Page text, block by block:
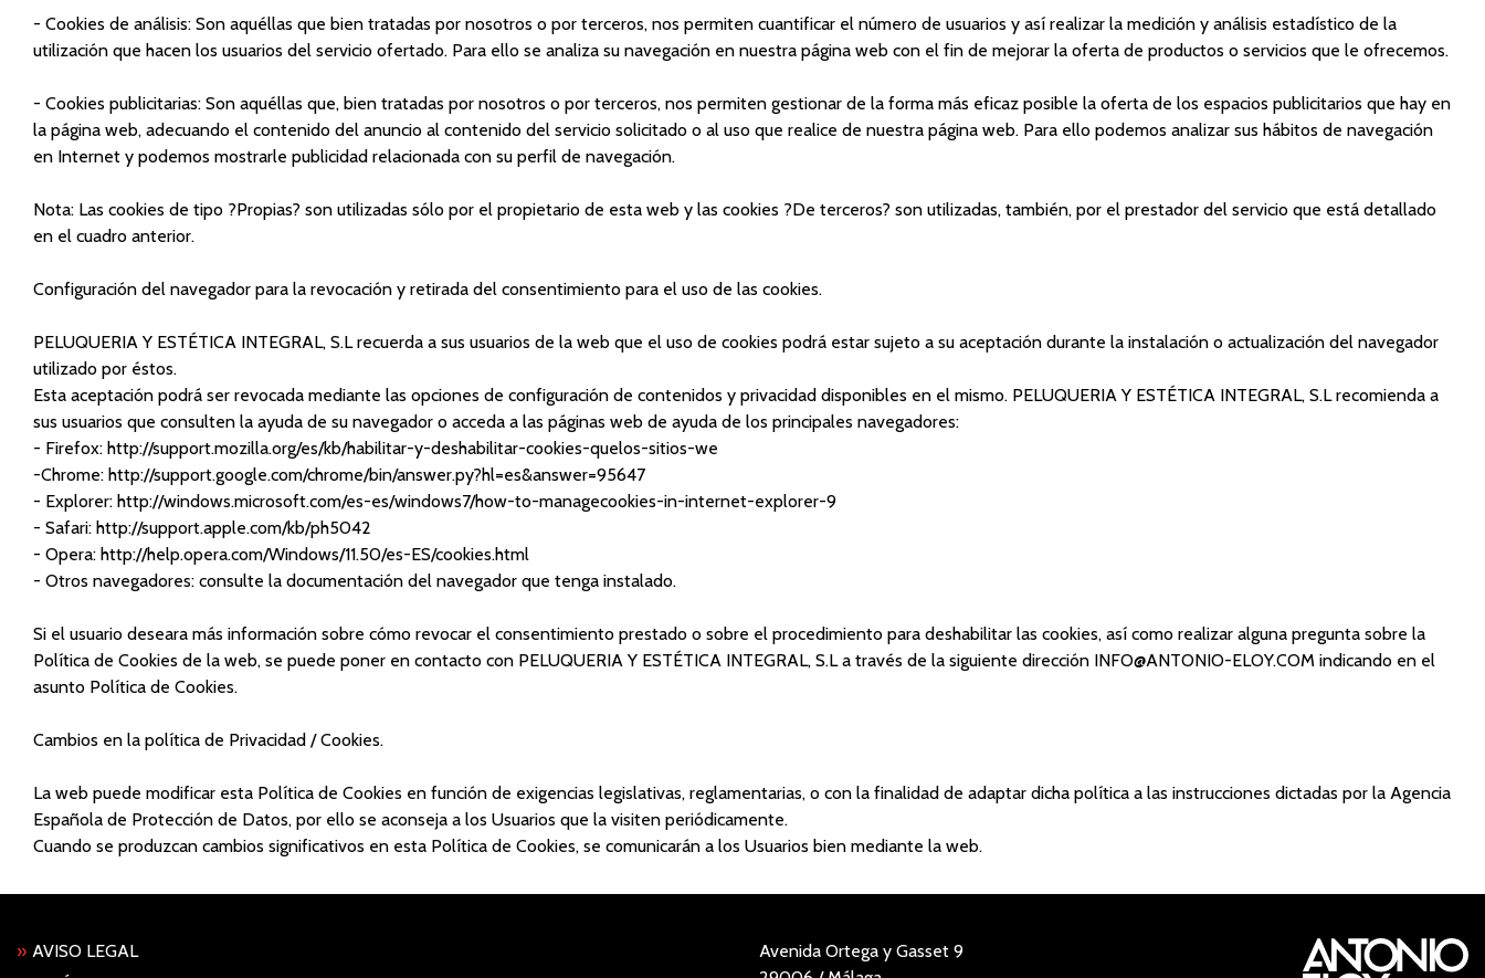
- Cookies de análisis: Son aquéllas que bien tratadas por nosotros o por terceros, nos permiten cuantificar el número de usuarios y así realizar la medición y análisis estadístico de la
utilización que hacen los usuarios del servicio ofertado. Para ello se analiza su navegación en nuestra página web con el fin de mejorar la oferta de productos o servicios que le ofrecemos.
- Cookies publicitarias: Son aquéllas que, bien tratadas por nosotros o por terceros, nos permiten gestionar de la forma más eficaz posible la oferta de los espacios publicitarios que hay en
la página web, adecuando el contenido del anuncio al contenido del servicio solicitado o al uso que realice de nuestra página web. Para ello podemos analizar sus hábitos de navegación
en Internet y podemos mostrarle publicidad relacionada con su perfil de navegación.
Nota: Las cookies de tipo ?Propias? son utilizadas sólo por el propietario de esta web y las cookies ?De terceros? son utilizadas, también, por el prestador del servicio que está detallado
en el cuadro anterior.
Configuración del navegador para la revocación y retirada del consentimiento para el uso de las cookies.
PELUQUERIA Y ESTÉTICA INTEGRAL, S.L recuerda a sus usuarios de la web que el uso de cookies podrá estar sujeto a su aceptación durante la instalación o actualización del navegador
utilizado por éstos.
Esta aceptación podrá ser revocada mediante las opciones de configuración de contenidos y privacidad disponibles en el mismo. PELUQUERIA Y ESTÉTICA INTEGRAL, S.L recomienda a
sus usuarios que consulten la ayuda de su navegador o acceda a las páginas web de ayuda de los principales navegadores:
- Firefox: http://support.mozilla.org/es/kb/habilitar-y-deshabilitar-cookies-quelos-sitios-we
-Chrome: http://support.google.com/chrome/bin/answer.py?hl=es&answer=95647
- Explorer: http://windows.microsoft.com/es-es/windows7/how-to-managecookies-in-internet-explorer-9
- Safari: http://support.apple.com/kb/ph5042
- Opera: http://help.opera.com/Windows/11.50/es-ES/cookies.html
- Otros navegadores: consulte la documentación del navegador que tenga instalado.
Si el usuario deseara más información sobre cómo revocar el consentimiento prestado o sobre el procedimiento para deshabilitar las cookies, así como realizar alguna pregunta sobre la
Política de Cookies de la web, se puede poner en contacto con PELUQUERIA Y ESTÉTICA INTEGRAL, S.L a través de la siguiente dirección INFO@ANTONIO-ELOY.COM indicando en el
asunto Política de Cookies.
Cambios en la política de Privacidad / Cookies.
La web puede modificar esta Política de Cookies en función de exigencias legislativas, reglamentarias, o con la finalidad de adaptar dicha política a las instrucciones dictadas por la Agencia
Española de Protección de Datos, por ello se aconseja a los Usuarios que la visiten periódicamente.
Cuando se produzcan cambios significativos en esta Política de Cookies, se comunicarán a los Usuarios bien mediante la web.
» AVISO LEGAL
Avenida Ortega y Gasset 9